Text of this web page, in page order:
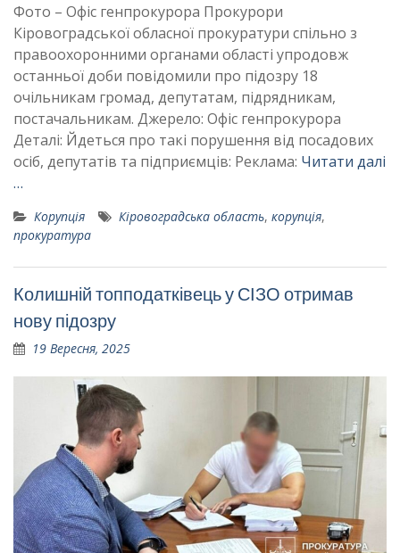
Фото – Офіс генпрокурора Прокурори
Кіровоградської обласної прокуратури спільно з
правоохоронними органами області упродовж
останньої доби повідомили про підозру 18
очільникам громад, депутатам, підрядникам,
постачальникам. Джерело: Офіс генпрокурора
Деталі: Йдеться про такі порушення від посадових
осіб, депутатів та підприємців: Реклама: Читати далі
…
Корупція Кіровоградська область, корупція,
прокуратура
Колишній топподатківець у СІЗО отримав
нову підозру
19 Вересня, 2025